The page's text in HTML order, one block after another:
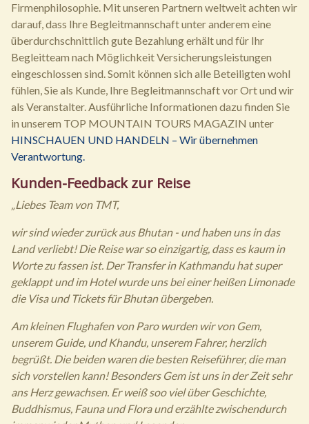
Firmenphilosophie. Mit unseren Partnern weltweit achten wir
darauf, dass Ihre Begleitmannschaft unter anderem eine
überdurchschnittlich gute Bezahlung erhält und für Ihr
Begleitteam nach Möglichkeit Versicherungsleistungen
eingeschlossen sind. Somit können sich alle Beteiligten wohl
fühlen, Sie als Kunde, Ihre Begleitmannschaft vor Ort und wir
als Veranstalter. Ausführliche Informationen dazu finden Sie
in unserem TOP MOUNTAIN TOURS MAGAZIN unter
HINSCHAUEN UND HANDELN – Wir übernehmen
Verantwortung.
Kunden-Feedback zur Reise
„Liebes Team von TMT,
wir sind wieder zurück aus Bhutan - und haben uns in das
Land verliebt! Die Reise war so einzigartig, dass es kaum in
Worte zu fassen ist. Der Transfer in Kathmandu hat super
geklappt und im Hotel wurde uns bei einer heißen Limonade
die Visa und Tickets für Bhutan übergeben.
Am kleinen Flughafen von Paro wurden wir von Gem,
unserem Guide, und Khandu, unserem Fahrer, herzlich
begrüßt. Die beiden waren die besten Reiseführer, die man
sich vorstellen kann! Besonders Gem ist uns in der Zeit sehr
ans Herz gewachsen. Er weiß soo viel über Geschichte,
Buddhismus, Fauna und Flora und erzählte zwischendurch